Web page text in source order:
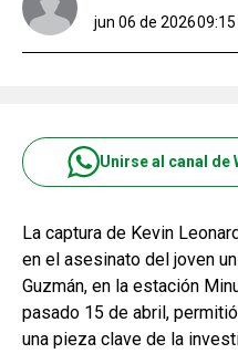
jun 06 de 202609:15
Unirse al canal de
La captura de Kevin
en el asesinato del joven
Guzmán, en la estación
pasado 15 de abril,
una pieza clave de la